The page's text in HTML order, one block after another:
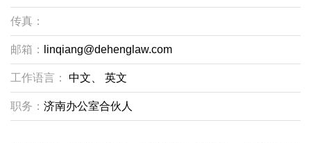
传真：
邮箱： linqiang@dehenglaw.com
工作语言： 中文、 英文
职务： 济南办公室合伙人